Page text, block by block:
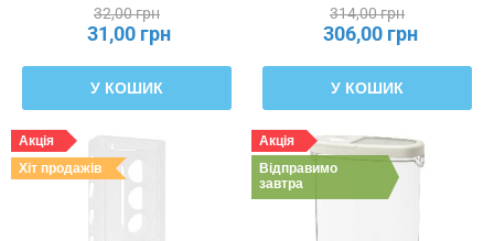
32,00 грн
31,00 грн
У КОШИК
314,00 грн
306,00 грн
У КОШИК
Акція
Хіт продажів
Акція
Відправимо
завтра